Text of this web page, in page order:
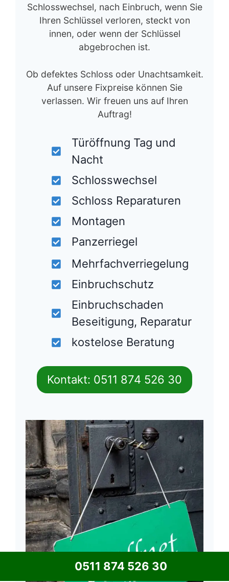
Schlosswechsel, nach Einbruch, wenn Sie
Ihren Schlüssel verloren, steckt von
innen, oder wenn der Schlüssel
abgebrochen ist.
Ob defektes Schloss oder Unachtsamkeit.
Auf unsere Fixpreise können Sie
verlassen. Wir freuen uns auf Ihren
Auftrag!
Türöffnung Tag und
Nacht
Schlosswechsel
Schloss Reparaturen
Montagen
Panzerriegel
Mehrfachverriegelung
Einbruchschutz
Einbruchschaden
Beseitigung, Reparatur
kostelose Beratung
Kontakt: 0511 874 526 30
0511 874 526 30